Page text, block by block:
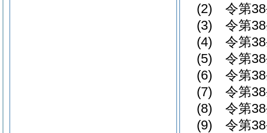
(2)
令第
(3)
令第
(4)
令第
(5)
令第
(6)
令第
(7)
令第
(8)
令第
(9)
令第